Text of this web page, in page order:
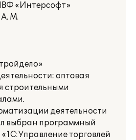
«Интерсофт»
А. М.
оптовая
строительными
деятельности
выбран программный
торговлей